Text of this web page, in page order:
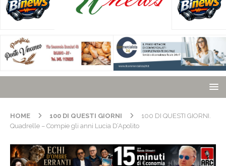
HOME 100 DI QUESTI GIORNI
100 DI QUESTI GIORNI.
Quadrelle – Compie gli anni Lucia D’Apolito